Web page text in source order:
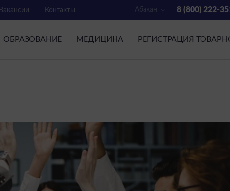
Вакансии Контакты Абакан 8 (800) 222-
ОБРАЗОВАНИЕ МЕДИЦИНА РЕГИСТРАЦИЯ